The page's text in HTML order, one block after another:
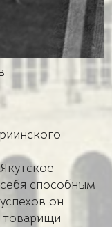
способным
он
товарищи